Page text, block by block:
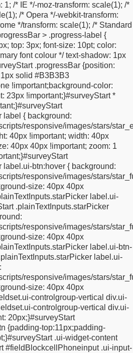
1; /* IE */-moz-transform: scale(1); /*
/* Opera */-webkit-transform:
*/transform: scale(1); /* Standard
> .progress-label {
top: 3px; font-size: 10pt; color:
font colour */text-shadow: 1px
.progressBar {position:
solid #B3B3B3
!important;background-color:
23px !important;}#surveyStart *
}#surveyStart
label { background:
responsive/images/stars/
40px !important; width: 40px
40px 40px !important; zoom: 1
}#surveyStart
label.ui-btn:hover { background:
responsive/images/stars/
size: 40px 40px
label.ui-
.plainTextInputs.starPicker
responsive/images/stars/
size: 40px 40px
label.ui-btn-
label.ui-
responsive/images/stars/
size: 40px 40px
controlgroup-vertical div.ui-
controlgroup-vertical div.ui-
20px;}#surveyStart
{padding-top:11px;padding-
}#surveyStart .ui-widget-content
#fieldBlockcellPhoneinput .ui-input-
2.3rem;}.ui-overlay-a #surveyStart
btn {display: inline-
Arial, Helvetica, sans-serif;font-
background-color: #faf8f6
padding: 0 0 0 5px;line-
border-image-width: 0;box-
.ui-overlay-a #surveyStart
btn:hover,
button[type="submit"].ui-btn:active {
.ui-btn.ui-corner-all,div.ui-corner-
radius: 0 !important;
0;border-right: none;
100%;}#surveyStart > div {margin-
image-width: 0;}#surveyStart * {
{*display: inline;*zoom: 1;*float:
align: top;display: block;
input[type="text"] {width: 99%;
{clear: both;}div.fieldBlockInput {
100%; }div.fieldBlockInput >
{width: 99%;max-width:
inline-block;width: 99%;
{
{background-repeat: no-repeat;
padding-left: 8px;margin-left:
{background-position: left
margin-bottom: 15px;}#policy
right: 5px;
top: 5px;width: 0px;}.errorString {
* { vertical-align:
{display: inline-block;width:
{ margin: 10px 0;
radius: 5px;}#surveyStart
{padding: 5px;color:
rgb(230, 240, 163);
rgba(230, 240, 163, 1)